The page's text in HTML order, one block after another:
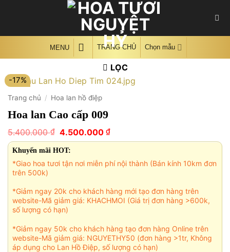
MENU TRANG CHỦ Chọn mẫu
LỌC
-17%
Trang chủ / Hoa lan hồ điệp
Hoa lan Cao cấp 009
5.400.000₫ Giá
gốc
là:
5.400.000 ₫.
4.500.000 ₫Giá
hiện
4.500.000 ₫.
Khuyến mãi HOT:
*Giao hoa tươi tận nơi miễn phí nội thành (Bán kính 10km đơn
trên 500k)
*Giảm ngay 20k cho khách hàng mới tạo đơn hàng trên
website-Mã giảm giá: KHACHMOI (Giá trị đơn hàng >600k,
số lượng có hạn)
*Giảm ngay 50k cho khách hàng tạo đơn hàng Online trên
website-Mã giảm giá: NGUYETHY50 (đơn hàng >1tr, Không
áp dụng cho Lan Hồ Điệp, số lượng có hạn)